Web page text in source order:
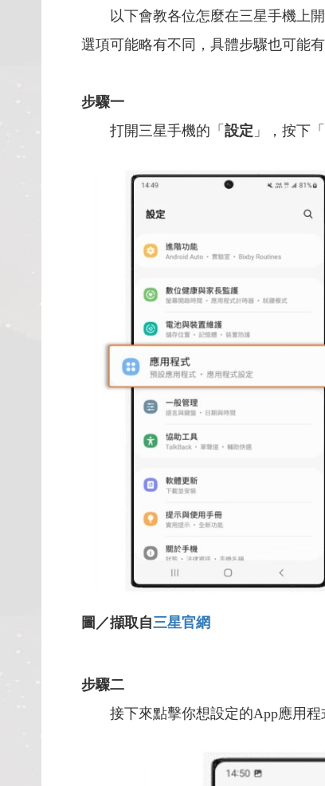
以下會教各位怎麼在三星手機上開
選項可能略有不同，具體步驟也可能有
步驟一
打開三星手機的「 設定 」，按下「
圖／擷取自三星官網
步驟二
接下來點擊你想設定的App應用程